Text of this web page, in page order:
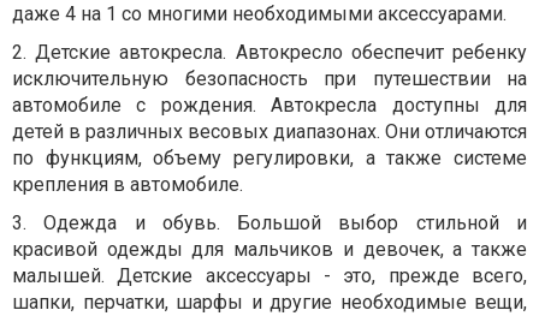
даже 4 на 1 со многими необходимыми аксессуарами.
2.Детские автокресла. Автокресло обеспечит ребенку
исключительную безопасность при путешествии на
автомобиле с рождения. Автокресла доступны для
детей в различных весовых диапазонах. Они отличаются
по функциям, объему регулировки, а также системе
крепления в автомобиле.
3.Одежда и обувь. Большой выбор стильной и
красивой одежды для мальчиков и девочек, а также
малышей. Детские аксессуары - это, прежде всего,
шапки, перчатки, шарфы и другие необходимые вещи,